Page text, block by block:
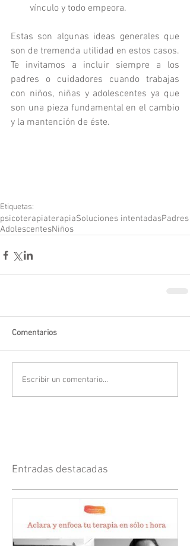
vínculo y todo empeora.
Estas son algunas ideas generales que
son de tremenda utilidad en estos casos.
Te invitamos a incluir siempre a los
padres o cuidadores cuando trabajas
con niños, niñas y adolescentes ya que
son una pieza fundamental en el cambio
y la mantención de éste.
Etiquetas:
psicoterapiaterapiaSoluciones intentadasPadres
AdolescentesNiños
Comentarios
Escribir un comentario...
Entradas destacadas